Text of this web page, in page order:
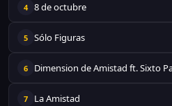
4 8 de octubre
5 Sólo Figuras
6 Dimension de Amistad ft. Sixto
7 La Amistad